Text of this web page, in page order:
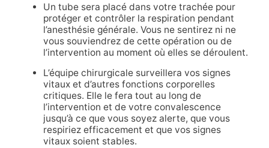
Un tube sera placé dans votre trachée pour
protéger et contrôler la respiration pendant
l’anesthésie générale. Vous ne sentirez ni ne
vous souviendrez de cette opération ou de
l’intervention au moment où elles se déroulent.
L’équipe chirurgicale surveillera vos signes
vitaux et d’autres fonctions corporelles
critiques. Elle le fera tout au long de
l’intervention et de votre convalescence
jusqu’à ce que vous soyez alerte, que vous
respiriez efficacement et que vos signes
vitaux soient stables.